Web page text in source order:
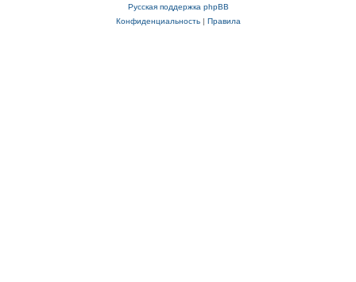
Русская поддержка phpBB
Конфиденциальность| Правила